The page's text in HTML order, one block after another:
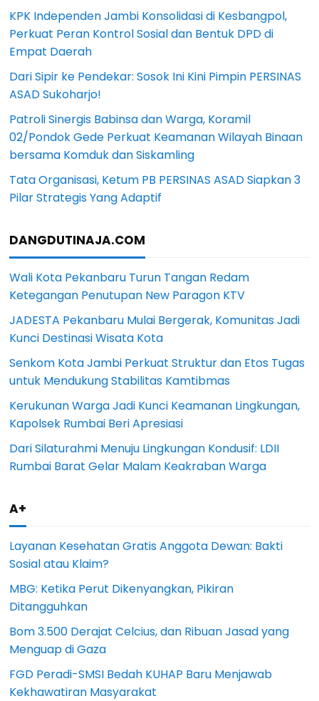
KPK Independen Jambi Konsolidasi di Kesbangpol,
Perkuat Peran Kontrol Sosial dan Bentuk DPD di
Empat Daerah
Dari Sipir ke Pendekar: Sosok Ini Kini Pimpin PERSINAS
ASAD Sukoharjo!
Patroli Sinergis Babinsa dan Warga, Koramil
02/Pondok Gede Perkuat Keamanan Wilayah Binaan
bersama Komduk dan Siskamling
Tata Organisasi, Ketum PB PERSINAS ASAD Siapkan 3
Pilar Strategis Yang Adaptif
DANGDUTINAJA.COM
Wali Kota Pekanbaru Turun Tangan Redam
Ketegangan Penutupan New Paragon KTV
JADESTA Pekanbaru Mulai Bergerak, Komunitas Jadi
Kunci Destinasi Wisata Kota
Senkom Kota Jambi Perkuat Struktur dan Etos Tugas
untuk Mendukung Stabilitas Kamtibmas
Kerukunan Warga Jadi Kunci Keamanan Lingkungan,
Kapolsek Rumbai Beri Apresiasi
Dari Silaturahmi Menuju Lingkungan Kondusif: LDII
Rumbai Barat Gelar Malam Keakraban Warga
A+
Layanan Kesehatan Gratis Anggota Dewan: Bakti
Sosial atau Klaim?
MBG: Ketika Perut Dikenyangkan, Pikiran
Ditangguhkan
Bom 3.500 Derajat Celcius, dan Ribuan Jasad yang
Menguap di Gaza
FGD Peradi-SMSI Bedah KUHAP Baru Menjawab
Kekhawatiran Masyarakat